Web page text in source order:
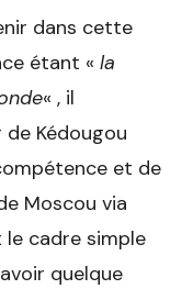
dans cette
étant « la
« , il
Kédougou
et de
Moscou via
le cadre simple
quelque